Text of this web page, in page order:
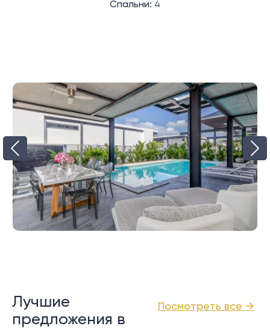
Спальни: 4
Посмотреть все →
Лучшие
предложения в